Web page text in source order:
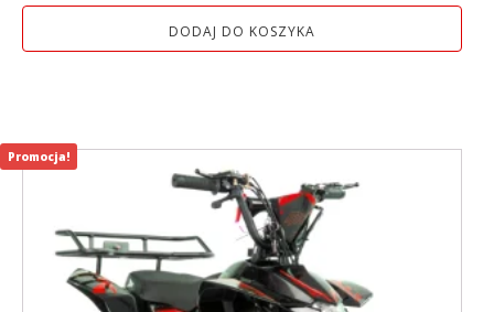
wynosiła:
wynosi:
1
DODAJ DO KOSZYKA
Promocja!